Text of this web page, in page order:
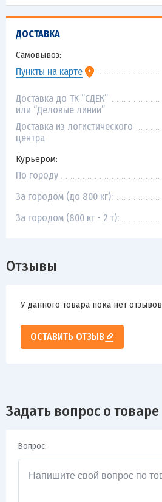
ДОСТАВКА
Самовывоз:
Пункты на карте
Доставка до ТК “СДЕК”
или “Деловые линии”
Доставка из логистического
центра
Курьером:
По городу
За городом (до 800 кг):
За городом (800 кг - 2 т):
Отзывы
У данного товара пока нет отзывов
ОСТАВИТЬ ОТЗЫВ
Задать вопрос о товаре
Вопрос: